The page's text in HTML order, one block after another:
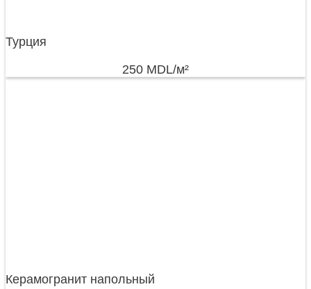
Турция
250 MDL/м²
Керамогранит напольный